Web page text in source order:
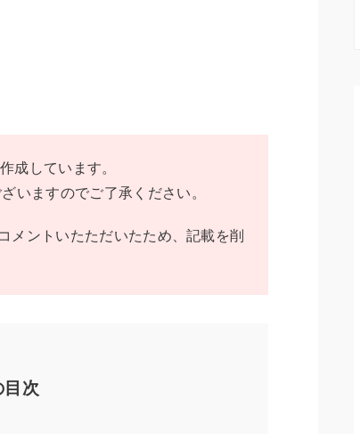
成しています。
いますのでご了承ください。
メントいたただいたため、記載を削
目次